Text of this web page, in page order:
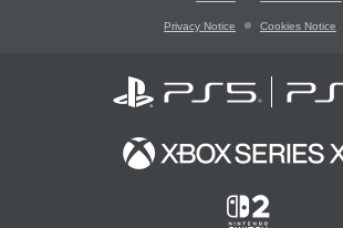
Privacy Notice Cookies Notice